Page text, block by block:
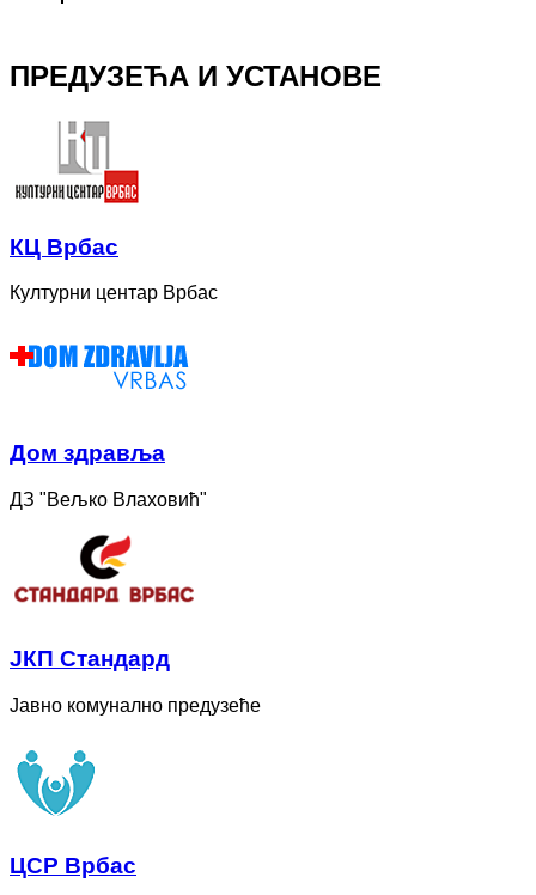
ПРЕДУЗЕЋА И УСТАНОВЕ
КЦ Врбас
Културни центар Врбас
Дом здравља
ДЗ "Вељко Влаховић"
ЈКП Стандард
Јавно комунално предузеће
ЦСР Врбас